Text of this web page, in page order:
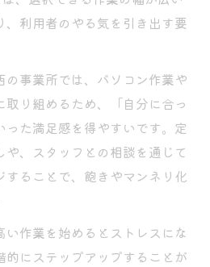
、利用者のやる気を引き出す要
事業所では、パソコン作業や
り組めるため、「自分に合っ
った満足感を得やすいです。定
、スタッフとの相談を通じて
ることで、飽きやマンネリ化
作業を始めるとストレスにな
的にステップアップすることが